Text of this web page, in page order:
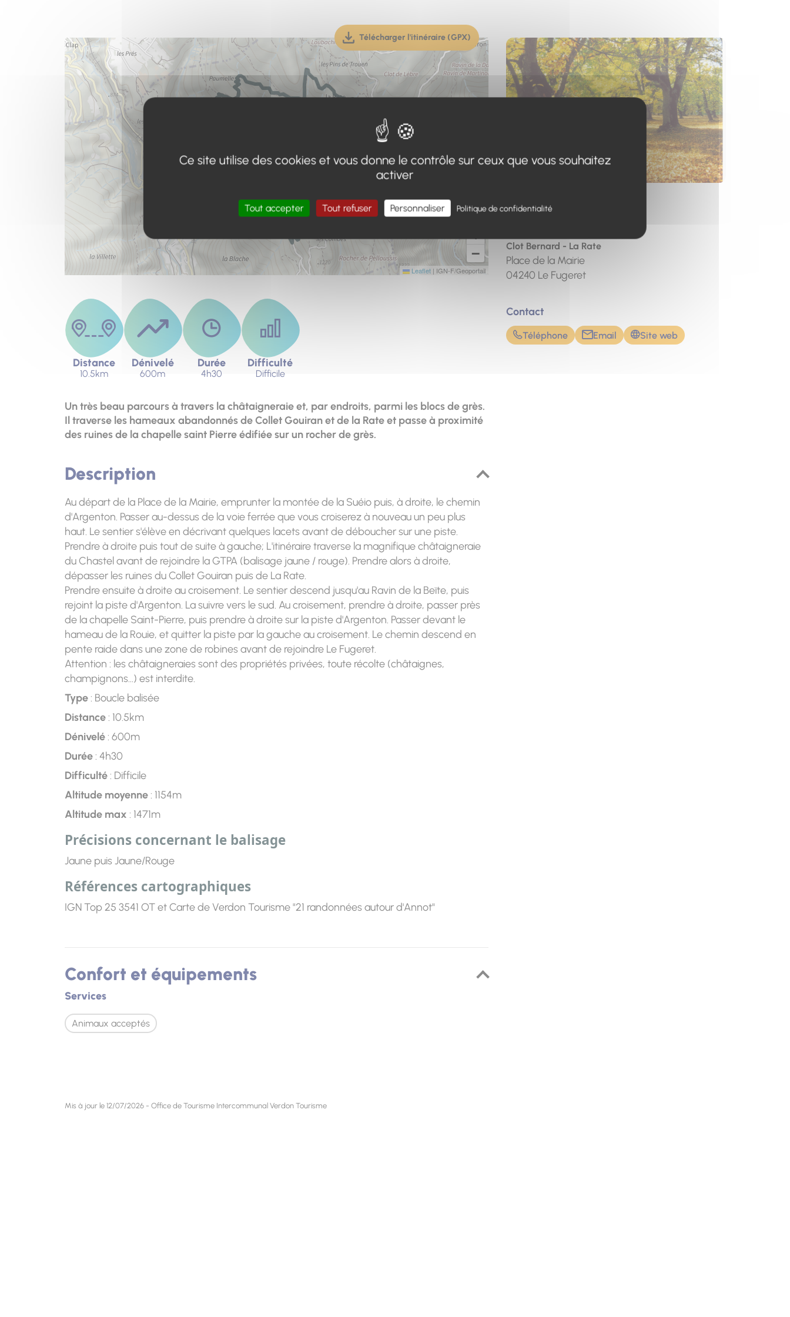
+
−
Leaflet | IGN-F/Geoportail
Télécharger l'itinéraire (GPX)
(téléchargement, ouverture dans un nouvel onglet)
Distance
10.5km
Dénivelé
600m
Durée
4h30
Difficulté
Difficile
Un très beau parcours à travers la châtaigneraie et, par endroits, parmi les blocs de grès.
Il traverse les hameaux abandonnés de Collet Gouiran et de la Rate et passe à proximité
des ruines de la chapelle saint Pierre édifiée sur un rocher de grès.
Description
Au départ de la Place de la Mairie, emprunter la montée de la Suéio puis, à droite, le chemin
d'Argenton. Passer au-dessus de la voie ferrée que vous croiserez à nouveau un peu plus
haut. Le sentier s'élève en décrivant quelques lacets avant de déboucher sur une piste.
Prendre à droite puis tout de suite à gauche; L'itinéraire traverse la magnifique châtaigneraie
du Chastel avant de rejoindre la GTPA (balisage jaune / rouge). Prendre alors à droite,
dépasser les ruines du Collet Gouiran puis de La Rate.
Prendre ensuite à droite au croisement. Le sentier descend jusqu'au Ravin de la Beïte, puis
rejoint la piste d'Argenton. La suivre vers le sud. Au croisement, prendre à droite, passer près
de la chapelle Saint-Pierre, puis prendre à droite sur la piste d'Argenton. Passer devant le
hameau de la Rouie, et quitter la piste par la gauche au croisement. Le chemin descend en
pente raide dans une zone de robines avant de rejoindre Le Fugeret.
Attention : les châtaigneraies sont des propriétés privées, toute récolte (châtaignes,
champignons…) est interdite.
Type: Boucle balisée
Distance: 10.5km
Dénivelé: 600m
Durée: 4h30
Difficulté: Difficile
Altitude moyenne: 1154m
Altitude max : 1471m
Précisions concernant le balisage
Jaune puis Jaune/Rouge
Références cartographiques
IGN Top 25 3541 OT et Carte de Verdon Tourisme "21 randonnées autour d'Annot"
Confort et équipements
Services
Animaux acceptés
Adresse
Clot Bernard - La Rate
Place de la Mairie
04240 Le Fugeret
Contact
Téléphone Email Site web
Mis à jour le 12/07/2026 - Office de Tourisme Intercommunal Verdon Tourisme
Ce site utilise des cookies et vous donne le contrôle sur ceux que vous souhaitez
activer
Tout accepter Tout refuser Personnaliser Politique de confidentialité